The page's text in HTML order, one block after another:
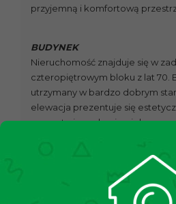
przyjemną i komfortową
BUDYNEK
Nieruchomość znajduje się w
czteropiętrowym bloku z lat 70.
utrzymany w bardzo dobrym
elewacja prezentuje się
są czyste i regularnie
Ogrzewanie oraz ciepła woda z